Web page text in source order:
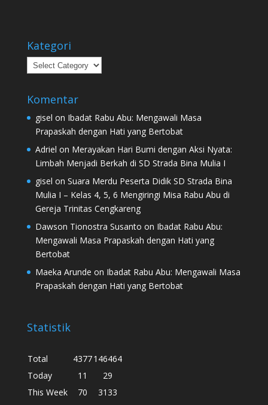
Kategori
Kategori
Komentar
gisel on Ibadat Rabu Abu: Mengawali Masa
Prapaskah dengan Hati yang Bertobat
Adriel on Merayakan Hari Bumi dengan Aksi Nyata:
Limbah Menjadi Berkah di SD Strada Bina Mulia I
gisel on Suara Merdu Peserta Didik SD Strada Bina
Mulia I – Kelas 4, 5, 6 Mengiringi Misa Rabu Abu di
Gereja Trinitas Cengkareng
Dawson Tionostra Susanto on Ibadat Rabu Abu:
Mengawali Masa Prapaskah dengan Hati yang
Bertobat
Maeka Arunde on Ibadat Rabu Abu: Mengawali Masa
Prapaskah dengan Hati yang Bertobat
Statistik
Total 4377146464
Today
11
29
This Week
70
3133